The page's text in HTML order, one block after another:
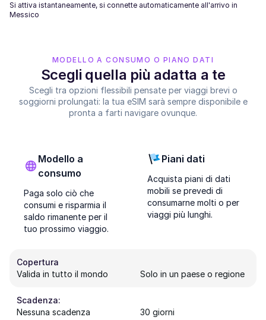
Si attiva istantaneamente, si connette automaticamente all'arrivo in
Messico
MODELLO A CONSUMO O PIANO DATI
Scegli quella più adatta a te
Scegli tra opzioni flessibili pensate per viaggi brevi o
soggiorni prolungati: la tua eSIM sarà sempre disponibile e
pronta a farti navigare ovunque.
Modello a
consumo
Paga solo ciò che
consumi e risparmia il
saldo rimanente per il
tuo prossimo viaggio.
Piani dati
Acquista piani di dati
mobili se prevedi di
consumarne molti o per
viaggi più lunghi.
Copertura
Valida in tutto il mondo
Solo in un paese o regione
Scadenza:
Nessuna scadenza
30 giorni